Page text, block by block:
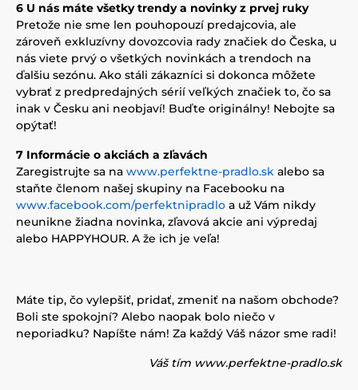
6 U nás máte všetky trendy a novinky z prvej ruky
Pretože nie sme len pouhopouzí predajcovia, ale
zároveň exkluzívny dovozcovia rady značiek do Česka, u
nás viete prvý o všetkých novinkách a trendoch na
ďalšiu sezónu. Ako stáli zákazníci si dokonca môžete
vybrať z predpredajných sérií veľkých značiek to, čo sa
inak v Česku ani neobjaví! Buďte originálny! Nebojte sa
opýtať!
7 Informácie o akciách a zľavách
Zaregistrujte sa na www.perfektne-pradlo.sk alebo sa
staňte členom našej skupiny na Facebooku na
www.facebook.com/perfektnipradlo a už Vám nikdy
neunikne žiadna novinka, zľavová akcie ani výpredaj
alebo HAPPYHOUR. A že ich je veľa!
Máte tip, čo vylepšiť, pridať, zmeniť na našom obchode?
Boli ste spokojní? Alebo naopak bolo niečo v
neporiadku? Napíšte nám! Za každý Váš názor sme radi!
Váš tím www.perfektne-pradlo.sk